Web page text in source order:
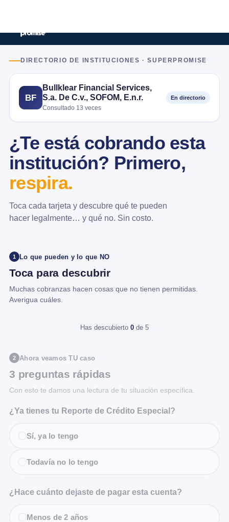
DIRECTORIO DE INSTITUCIONES · SUPERPROMISE
BF
Bullklear Financial Services,
S.a. De C.v., SOFOM, E.n.r.
Consultado 13 veces
En directorio
¿Te está cobrando esta
institución? Primero,
respira.
Toca cada tarjeta y descubre qué te pueden
hacer legalmente… y qué no. Sin costo.
1 Lo que pueden y lo que NO
Toca para descubrir
Muchas cobranzas hacen cosas que no tienen permitidas.
Averigua cuáles.
Has descubierto 0 de 5
2 Ahora veamos TU caso
3 preguntas rápidas
Con esto te damos una lectura de tu situación específica.
¿Ya tienes tu Reporte de Crédito Especial?
Sí, ya lo tengo
Todavía no lo tengo
¿Hace cuánto dejaste de pagar esta cuenta?
Menos de 2 años